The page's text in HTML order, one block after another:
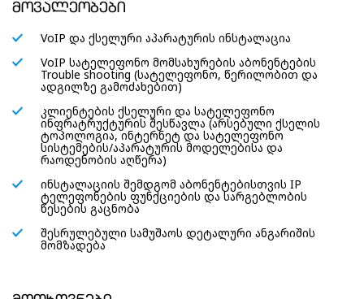
მოვალეობები
VoIP და ქსელური აპარატურის ინსტალაცია
VoIP სატელეფონო მომსახურების აბონენტების
Trouble shooting (სატელეფონო, წერილობით და
ადგილზე გამოძახებით)
კლიენტების ქსელური და სატელეფონო
ინფრატრუქტურის შესწავლა (არსებული ქსელის
ტოპოლოგია, ინტერნეტ და სატელეფონო
სისტემების/აპარატურის მოდელებისა და
რაოდენობის აღწერა)
ინსტალაციის შემდგომ აბონენტებისთვის IP
ტელეფონების ფუნქციების და სარგებლობის
წესების გაცნობა
შესრულებული სამუშაოს დეტალური ანგარიშის
მომზადება